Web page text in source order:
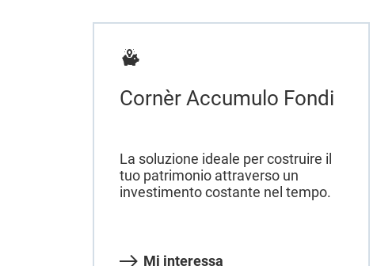
Cornèr Accumulo Fondi
La soluzione ideale per costruire il
tuo patrimonio attraverso un
investimento costante nel tempo.
Mi interessa